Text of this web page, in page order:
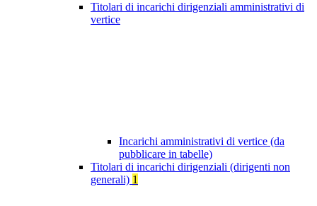
Titolari di incarichi dirigenziali amministrativi di
vertice
Incarichi amministrativi di vertice (da
pubblicare in tabelle)
Titolari di incarichi dirigenziali (dirigenti non
generali) 1